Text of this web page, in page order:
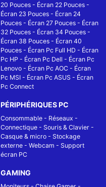
20 Pouces - Écran 22 Pouces -
Écran 23 Pouces - Écran 24
Pouces - Écran 27 Pouces - Écran
32 Pouces - Écran 34 Pouces -
Écran 38 Pouces - Écran 40
Pouces - Écran Pc Full HD - Écran
Pc HP - Écran Pc Dell - Écran Pc
Lenovo - Écran Pc AOC - Écran
Pc MSI - Écran Pc ASUS - Écran
Pc Connect
PÉRIPHÉRIQUES PC
Consommable - Réseaux -
Connectique - Souris & Clavier -
Casque & micro - Stockage
externe - Webcam - Support
écran PC
GAMING